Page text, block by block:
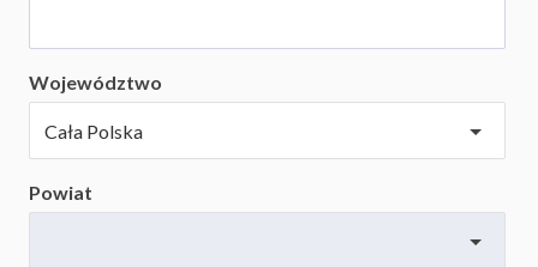
Województwo
Powiat